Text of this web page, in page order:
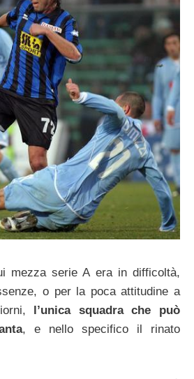
mezza serie A era in difficoltà,
o per la poca attitudine a
l’unica squadra che può
, e nello specifico il rinato